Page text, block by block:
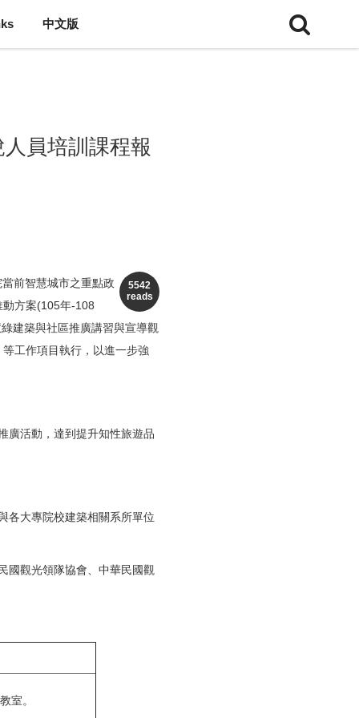
中文版
員培訓課程報
5542
reads
前智慧城市之重點政
方案(105年-108
建築與社區推廣講習與宣導觀
工作項目執行，以進一步強
廣活動，達到提升知性旅遊品
各大專院校建築相關系所單位
國觀光領隊協會、中華民國觀
室。